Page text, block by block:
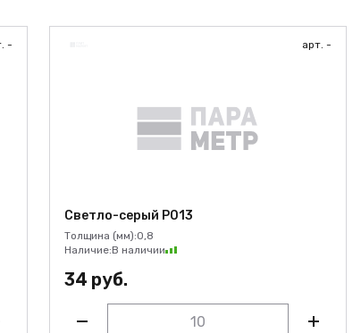
- арт. -
Светло-серый Р013
Толщина (мм):0,8
Наличие:В наличии
34 руб.